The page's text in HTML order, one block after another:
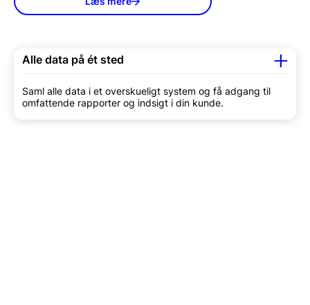
Alle data på ét sted
Saml alle data i et overskueligt system og få adgang til
omfattende rapporter og indsigt i din kunde.